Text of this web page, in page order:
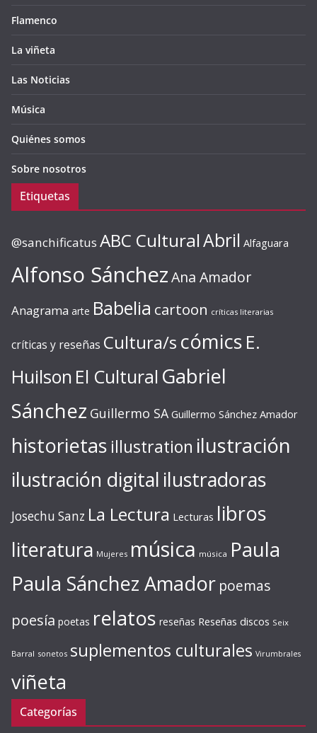
Flamenco
La viñeta
Las Noticias
Música
Quiénes somos
Sobre nosotros
Etiquetas
@sanchificatus ABC CulturalAbril Alfaguara
Alfonso SánchezAna Amador
Anagrama arte Babelia cartoon críticas literarias
críticas y reseñas Cultura/s cómics E.
Huilson El Cultural Gabriel
Sánchez Guillermo SA Guillermo Sánchez Amador
historietas illustration ilustración
ilustración digital ilustradoras
Josechu Sanz La Lectura Lecturas libros
literatura Mujeres música música Paula
Paula Sánchez Amador poemas
poesía poetas relatos reseñas Reseñas discos Seix
Barral sonetos suplementos culturales Virumbrales
viñeta
Categorías